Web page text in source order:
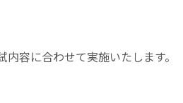
容に合わせて実施いたします。